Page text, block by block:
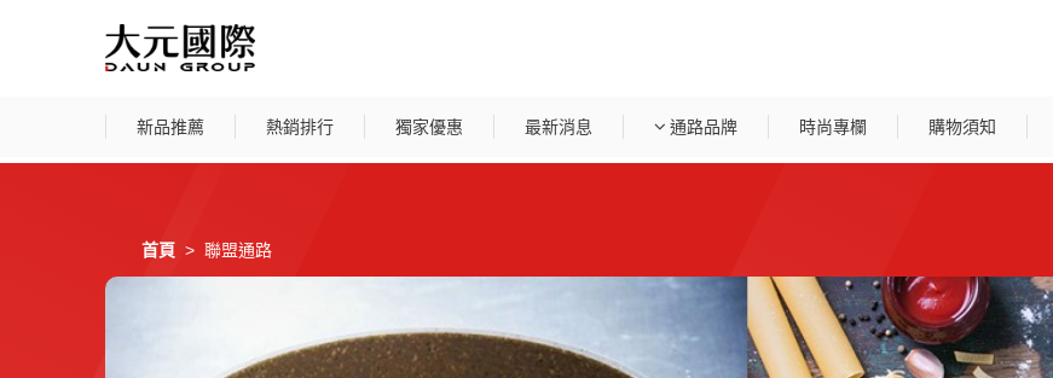
新品推薦 熱銷排行 獨家優惠 最新消息 通路品牌 時尚專欄 購物須知
首頁 聯盟通路